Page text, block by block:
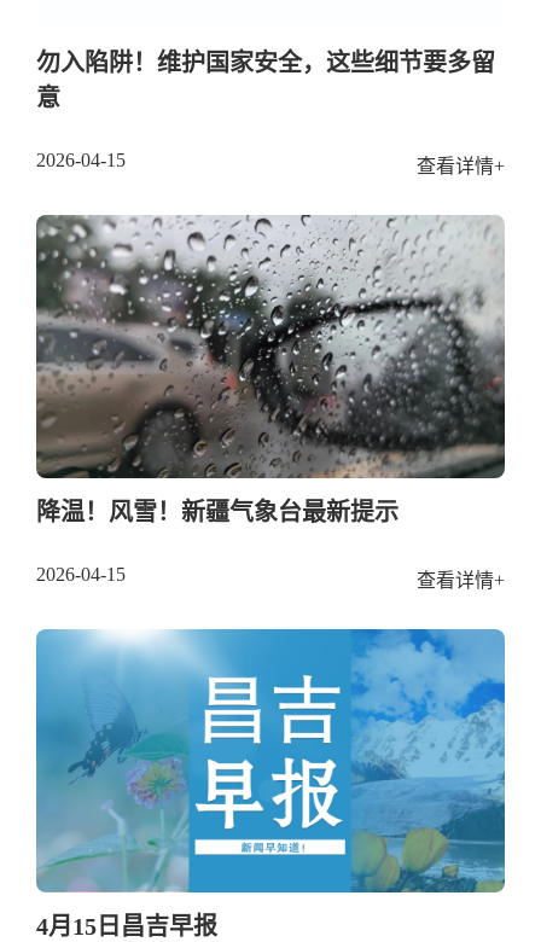
勿入陷阱！维护国家安全，这些细节要多留
意
2026-04-15 查看详情+
降温！风雪！新疆气象台最新提示
2026-04-15 查看详情+
4月15日昌吉早报